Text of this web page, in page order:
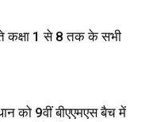
कक्षा 1 से 8 तक के सभी
को 9वीं बीएएमएस बैच में